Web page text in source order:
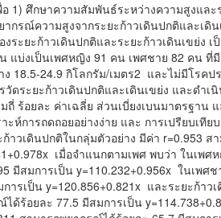
1) ศึกษาความสัมพันธ์ระหว่างความสูงและ
ากรณ์ความสูงจากระยะก้าวเดินปกติและเดิ
ระยะก้าวเดินปกติและระยะก้าวเดินเขย่ง เ
แบ่งเป็นเพศหญิง 91 คน เพศชาย 82 คน ที่
18.5-24.9 กิโลกรัม/เมตร2 และไม่มีโรคป
วัดระยะก้าวเดินปกติและเดินเขย่ง และดำเ
ร้อยละ ค่าเฉลี่ย ส่วนเบี่ยงเบนมาตรฐาน
ะห์การถดถอยอย่างง่าย และ การเปรียบเที
าวเดินปกติในกลุ่มตัวอย่าง มีค่า r=0.953 ส
เมื่อจำแนกตามเพศ พบว่า ในเพศ
มีสมการเป็น y=110.232+0.956x ในเพศ
ารเป็น y=120.856+0.821x และระยะก้าว
ด้ร้อยละ 77.5 มีสมการเป็น